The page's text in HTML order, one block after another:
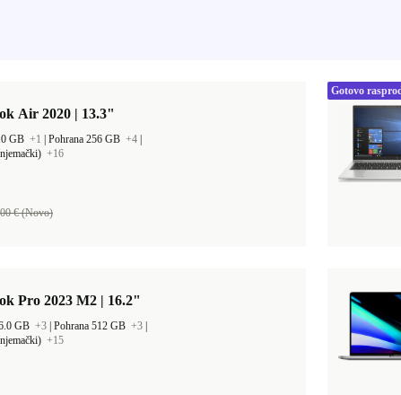
Air 2020 | 13.3"
GB +1 Pohrana 256 GB +4
+16
€ (Novo)
Gotovo
Pro 2023 M2 | 16.2"
GB +3 Pohrana 512 GB +3
+15